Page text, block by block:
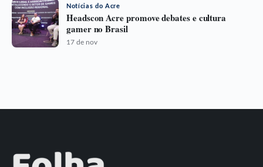
Notícias do Acre
Headscon Acre promove debates e cultura
gamer no Brasil
17 de nov